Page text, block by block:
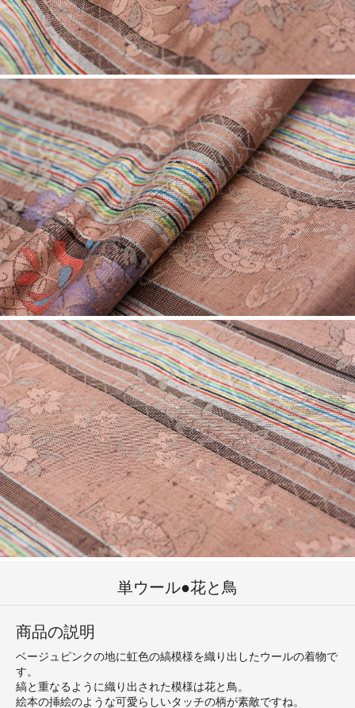
単ウール●花と鳥
商品の説明
ベージュピンクの地に虹色の縞模様を織り出したウールの着物で
す。
縞と重なるように織り出された模様は花と鳥。
絵本の挿絵のような可愛らしいタッチの柄が素敵ですね。